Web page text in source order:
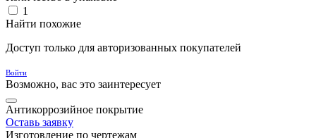
1
Найти похожие
Доступ только для авторизованных покупателей
Войти
Возможно, вас это заинтересует
Антикоррозийное покрытие
Оставь заявку
Изготовление по чертежам